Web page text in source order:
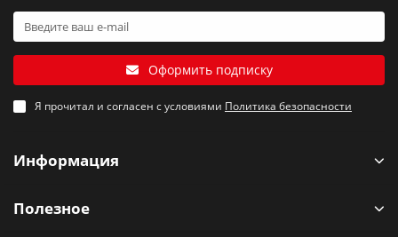
Оформить подписку
Я прочитал и согласен с условиями Политика безопасности
Информация
Полезное